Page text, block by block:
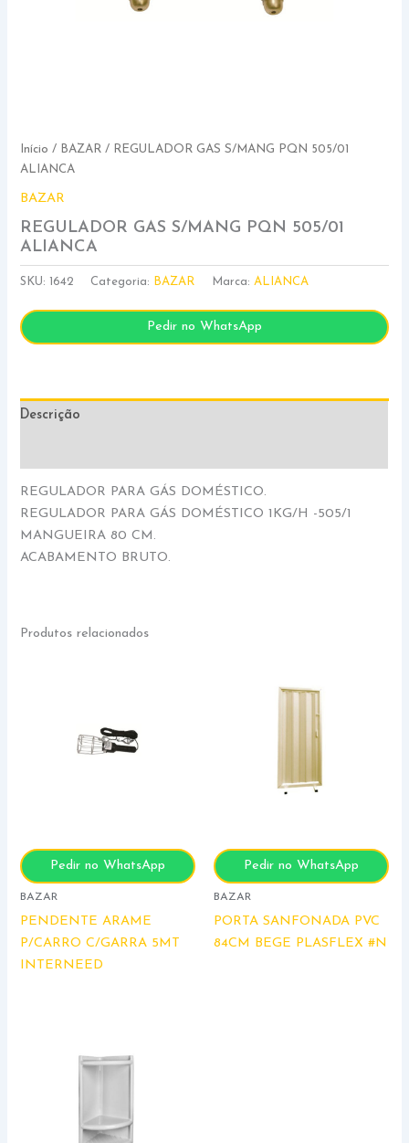
Início / BAZAR / REGULADOR GAS S/MANG PQN 505/01
ALIANCA
BAZAR
REGULADOR GAS S/MANG PQN 505/01
ALIANCA
SKU: 1642 Categoria: BAZAR Marca:ALIANCA
Pedir no WhatsApp
Descrição
REGULADOR PARA GÁS DOMÉSTICO.
REGULADOR PARA GÁS DOMÉSTICO 1KG/H -505/1
MANGUEIRA 80 CM.
ACABAMENTO BRUTO.
Produtos relacionados
Pedir no WhatsApp
BAZAR
PENDENTE ARAME
P/CARRO C/GARRA 5MT
INTERNEED
Pedir no WhatsApp
BAZAR
PORTA SANFONADA PVC
84CM BEGE PLASFLEX #N